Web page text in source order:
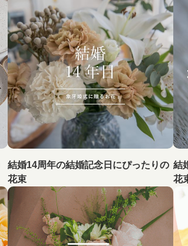
結婚14周年の結婚記念日にぴったりの
花束
結
花